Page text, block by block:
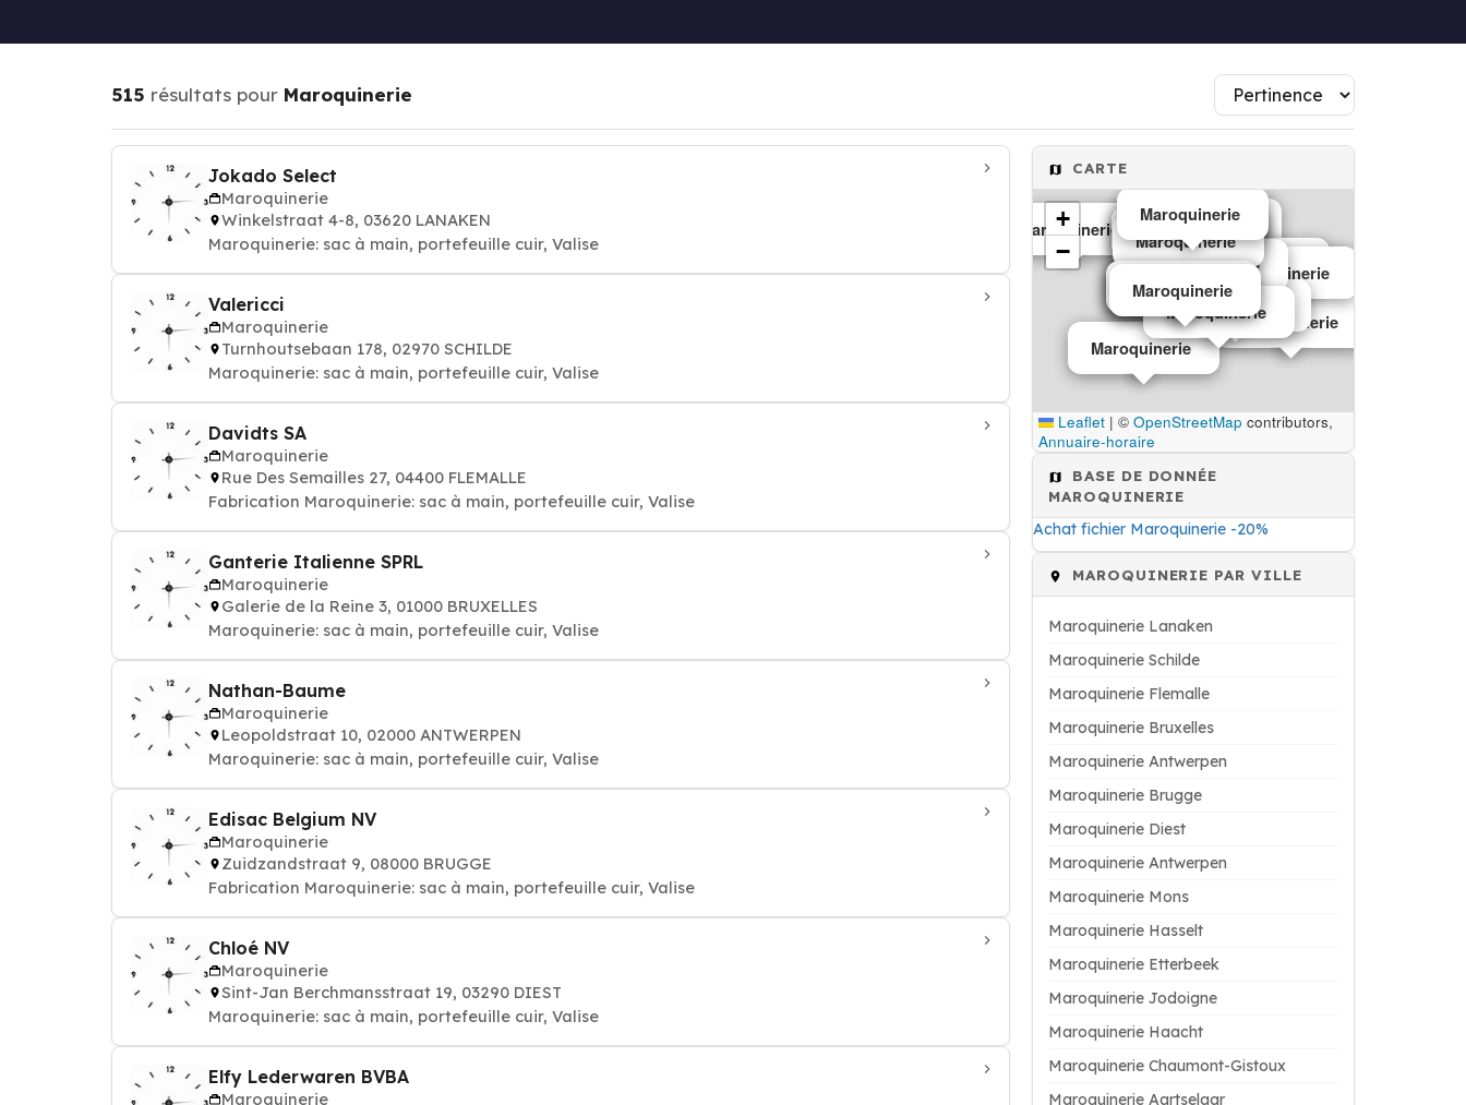
515 résultats pour Maroquinerie
Jokado Select
Maroquinerie
Winkelstraat 4-8, 03620 LANAKEN
Maroquinerie: sac à main, portefeuille cuir, Valise
Valericci
Maroquinerie
Turnhoutsebaan 178, 02970 SCHILDE
Maroquinerie: sac à main, portefeuille cuir, Valise
Davidts SA
Maroquinerie
Rue Des Semailles 27, 04400 FLEMALLE
Fabrication Maroquinerie: sac à main, portefeuille cuir, Valise
Ganterie Italienne SPRL
Maroquinerie
Galerie de la Reine 3, 01000 BRUXELLES
Maroquinerie: sac à main, portefeuille cuir, Valise
Nathan-Baume
Maroquinerie
Leopoldstraat 10, 02000 ANTWERPEN
Maroquinerie: sac à main, portefeuille cuir, Valise
Edisac Belgium NV
Maroquinerie
Zuidzandstraat 9, 08000 BRUGGE
Fabrication Maroquinerie: sac à main, portefeuille cuir, Valise
Chloé NV
Maroquinerie
Sint-Jan Berchmansstraat 19, 03290 DIEST
Maroquinerie: sac à main, portefeuille cuir, Valise
Elfy Lederwaren BVBA
Maroquinerie
CARTE
Maroquinerie
Maroquinerie
Maroquinerie
Maroquinerie
Maroquinerie
Maroquinerie
Maroquinerie
Maroquinerie
Maroquinerie
Maroquinerie
Maroquinerie
Maroquinerie
Maroquinerie
Maroquinerie
Maroquinerie
Maroquinerie
Maroquinerie
Maroquinerie
Maroquinerie
+
−
Leaflet | © OpenStreetMap contributors,
Annuaire-horaire
BASE DE DONNÉE
MAROQUINERIE
Achat fichier Maroquinerie -20%
MAROQUINERIE PAR VILLE
Maroquinerie Lanaken
Maroquinerie Schilde
Maroquinerie Flemalle
Maroquinerie Bruxelles
Maroquinerie Antwerpen
Maroquinerie Brugge
Maroquinerie Diest
Maroquinerie Antwerpen
Maroquinerie Mons
Maroquinerie Hasselt
Maroquinerie Etterbeek
Maroquinerie Jodoigne
Maroquinerie Haacht
Maroquinerie Chaumont-Gistoux
Maroquinerie Aartselaar